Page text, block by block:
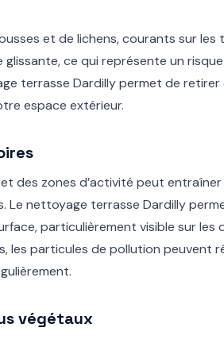
et de lichens, courants sur les
ce qui représente un
terrasse Dardilly permet de retirer
espace extérieur.
des zones d’activité peut
Le nettoyage terrasse Dardilly
particulièrement visible sur les
les particules de pollution peuvent
végétaux